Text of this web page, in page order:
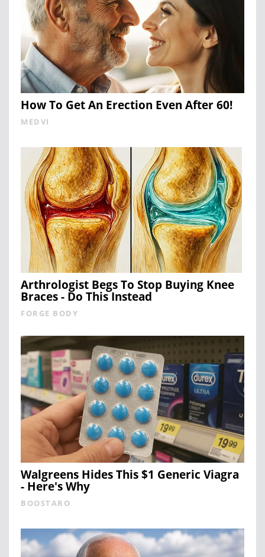
How To Get An Erection Even After 60!
MEDVI
Arthrologist Begs To Stop Buying Knee
Braces - Do This Instead
FORGE BODY
Walgreens Hides This $1 Generic Viagra
- Here's Why
BOOSTARO